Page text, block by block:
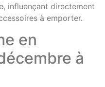
influençant directement
à emporter.
en
à